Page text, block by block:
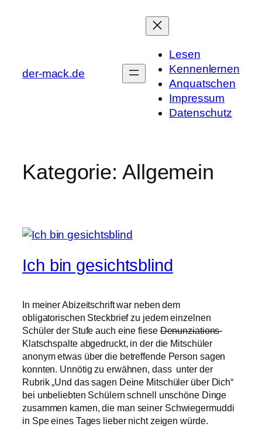
der-mack.de
Lesen
Kennenlernen
Anquatschen
Impressum
Datenschutz
Kategorie: Allgemein
Ich bin gesichtsblind
In meiner Abizeitschrift war neben dem
obligatorischen Steckbrief zu jedem einzelnen
Schüler der Stufe auch eine fieseDenunziations-
Klatschspalte abgedruckt, in der die Mitschüler
anonym etwas über die betreffende Person sagen
konnten. Unnötig zu erwähnen, dass unter der
Rubrik „Und das sagen Deine Mitschüler über Dich“
bei unbeliebten Schülern schnell unschöne Dinge
zusammen kamen, die man seiner Schwiegermuddi
in Spe eines Tages lieber nicht zeigen würde.